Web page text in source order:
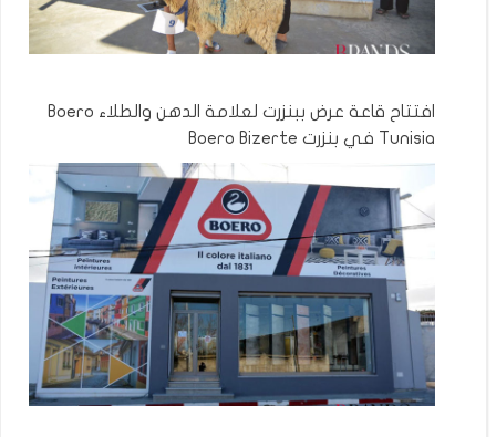
افتتاح قاعة عرض ببنزرت لعلامة الدهن والطلاء Boero
Tunisia في بنزرت Boero Bizerte